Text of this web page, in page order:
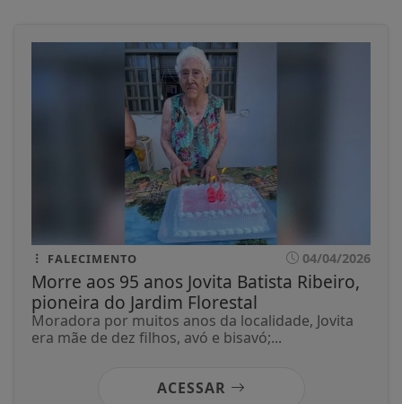
FALECIMENTO 04/04/2026
Morre aos 95 anos Jovita Batista Ribeiro,
pioneira do Jardim Florestal
Moradora por muitos anos da localidade, Jovita
era mãe de dez filhos, avó e bisavó;...
ACESSAR